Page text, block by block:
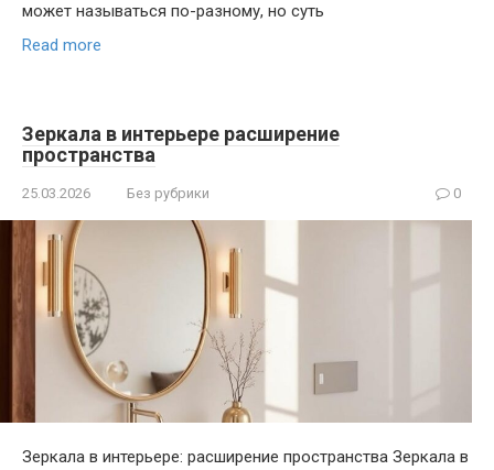
может называться по-разному, но суть
Read more
Зеркала в интерьере расширение
пространства
25.03.2026 Без рубрики 0
Зеркала в интерьере: расширение пространства Зеркала в